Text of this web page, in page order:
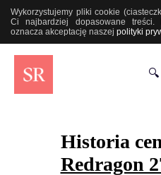
Wykorzystujemy pliki cookie
Ci najbardziej dopasowane treści.
oznacza akceptację naszej polityki
Historia
Redragon